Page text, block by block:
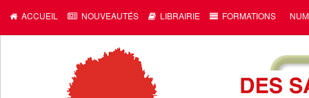
ACCUEIL NOUVEAUTÉS LIBRAIRIE FORMATIONS